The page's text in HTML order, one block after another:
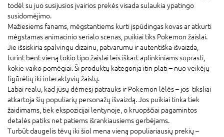
todėl su juo susijusios įvairios prekės visada sulaukia ypatingo
susidomėjimo.
Mažiesiems fanams, mėgstantiems kurti įspūdingas kovas ar atkurti
mėgstamas animacinio serialo scenas, puikiai tiks Pokemon žaislai.
Jie išsiskiria spalvingu dizainu, patvarumu ir autentiška išvaizda,
turint bent vieną tokio tipo žaislai leis iškart aplinkiniams suprasti,
kokie vaiko pomėgiai. Ši produktų kategorija itin plati – nuo veikėjų
figūrėlių iki interaktyvių žaislų.
Labai realu, kad jūsų dėmesį patrauks ir Pokemon lėlės – jos tiksliai
atkartoja šių populiarių personažų išvaizdą. Jos puikiai tinka tiek
žaidimams, tiek ekspozicijai lentynoje, o kruopščiai pagamintos
detalės patiks net patiems išrankiausiems gerbėjams.
Turbūt daugelis tėvų iki šiol mena vieną populiariausių prekių –